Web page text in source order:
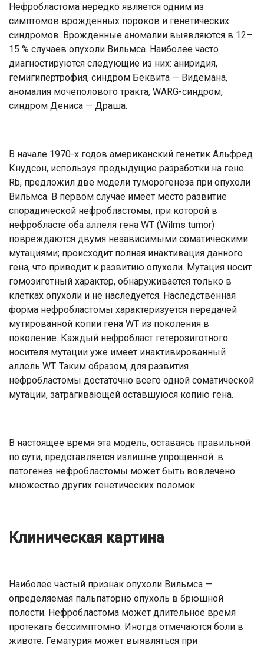
Нефробластома нередко является одним из
симптомов врожденных пороков и генетических
синдромов. Врожденные аномалии выявляются в 12–
15 % случаев опухоли Вильмса. Наиболее часто
диагностируются следующие из них: аниридия,
гемигипертрофия, синдром Беквита — Видемана,
аномалия мочеполового тракта, WARG-синдром,
синдром Дениса — Драша.
В начале 1970-х годов американский генетик Альфред
Кнудсон, используя предыдущие разработки на гене
Rb, предложил две модели туморогенеза при опухоли
Вильмса. В первом случае имеет место развитие
спорадической нефробластомы, при которой в
нефробласте оба аллеля гена WT (Wilms tumor)
повреждаются двумя независимыми соматическими
мутациями; происходит полная инактивация данного
гена, что приводит к развитию опухоли. Мутация носит
гомозиготный характер, обнаруживается только в
клетках опухоли и не наследуется. Наследственная
форма нефробластомы характеризуется передачей
мутированной копии гена WT из поколения в
поколение. Каждый нефробласт гетерозиготного
носителя мутации уже имеет инактивированный
аллель WT. Таким образом, для развития
нефробластомы достаточно всего одной соматической
мутации, затрагивающей оставшуюся копию гена.
В настоящее время эта модель, оставаясь правильной
по сути, представляется излишне упрощенной: в
патогенез нефробластомы может быть вовлечено
множество других генетических поломок.
Клиническая картина
Наиболее частый признак опухоли Вильмса —
определяемая пальпаторно опухоль в брюшной
полости. Нефробластома может длительное время
протекать бессимптомно. Иногда отмечаются боли в
животе. Гематурия может выявляться при